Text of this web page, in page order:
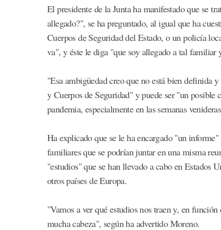
El presidente de la Junta ha manifestado que se
allegado?", se ha preguntado, al igual que ha
Cuerpos de Seguridad del Estado, o un policía
va", y éste le diga "que soy allegado a tal familiar
"Esa ambigüedad creo que no está bien definida
y Cuerpos de Seguridad" y puede ser "un posible
pandemia, especialmente en las semanas
Ha explicado que se le ha encargado "un
familiares que se podrían juntar en una misma
"estudios" que se han llevado a cabo en Estados
otros países de Europa.
"Vamos a ver qué estudios nos traen y, en
mucha cabeza", según ha advertido Moreno.